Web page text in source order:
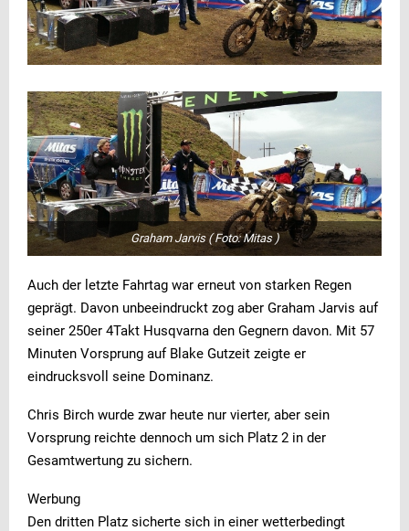
Graham Jarvis ( Foto: Mitas )
Auch der letzte Fahrtag war erneut von starken Regen
geprägt. Davon unbeeindruckt zog aber Graham Jarvis auf
seiner 250er 4Takt Husqvarna den Gegnern davon. Mit 57
Minuten Vorsprung auf Blake Gutzeit zeigte er
eindrucksvoll seine Dominanz.
Chris Birch wurde zwar heute nur vierter, aber sein
Vorsprung reichte dennoch um sich Platz 2 in der
Gesamtwertung zu sichern.
Werbung
Den dritten Platz sicherte sich in einer wetterbedingt